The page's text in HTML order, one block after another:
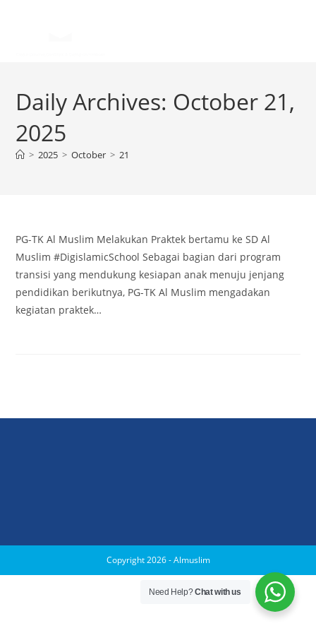
Daily Archives: October 21,
2025
> 2025 > October > 21
PG-TK Al Muslim Melakukan Praktek bertamu ke SD Al
Muslim #DigislamicSchool Sebagai bagian dari program
transisi yang mendukung kesiapan anak menuju jenjang
pendidikan berikutnya, PG-TK Al Muslim mengadakan
kegiatan praktek…
Copyright 2026 - Almuslim
Need Help?Chat with us